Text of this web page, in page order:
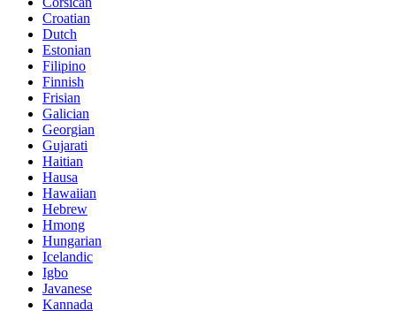
Croatian
Dutch
Estonian
Filipino
Finnish
Frisian
Galician
Georgian
Gujarati
Haitian
Hausa
Hawaiian
Hebrew
Hmong
Hungarian
Icelandic
Igbo
Javanese
Kannada